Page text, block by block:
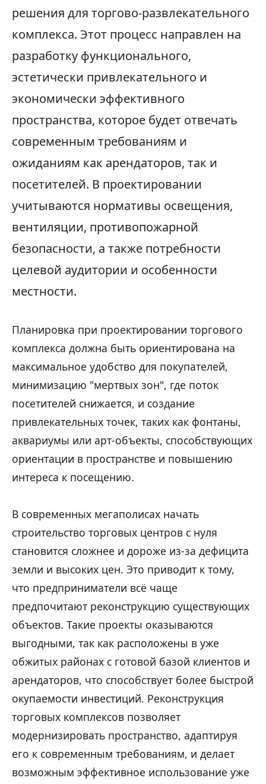
решения для торгово-развлекательного
комплекса. Этот процесс направлен на
разработку функционального,
эстетически привлекательного и
экономически эффективного
пространства, которое будет отвечать
современным требованиям и
ожиданиям как арендаторов, так и
посетителей. В проектировании
учитываются нормативы освещения,
вентиляции, противопожарной
безопасности, а также потребности
целевой аудитории и особенности
местности.
Планировка при проектировании торгового
комплекса должна быть ориентирована на
максимальное удобство для покупателей,
минимизацию "мертвых зон", где поток
посетителей снижается, и создание
привлекательных точек, таких как фонтаны,
аквариумы или арт-объекты, способствующих
ориентации в пространстве и повышению
интереса к посещению.
В современных мегаполисах начать
строительство торговых центров с нуля
становится сложнее и дороже из-за дефицита
земли и высоких цен. Это приводит к тому,
что предприниматели всё чаще
предпочитают реконструкцию существующих
объектов. Такие проекты оказываются
выгодными, так как расположены в уже
обжитых районах с готовой базой клиентов и
арендаторов, что способствует более быстрой
окупаемости инвестиций. Реконструкция
торговых комплексов позволяет
модернизировать пространство, адаптируя
его к современным требованиям, и делает
возможным эффективное использование уже